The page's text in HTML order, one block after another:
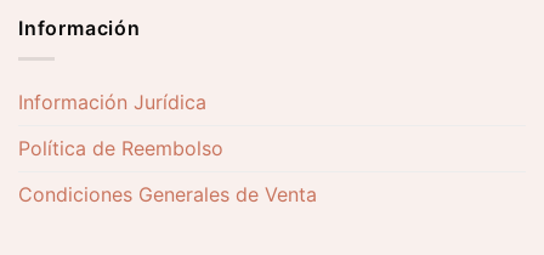
Información
Información Jurídica
Política de Reembolso
Condiciones Generales de Venta